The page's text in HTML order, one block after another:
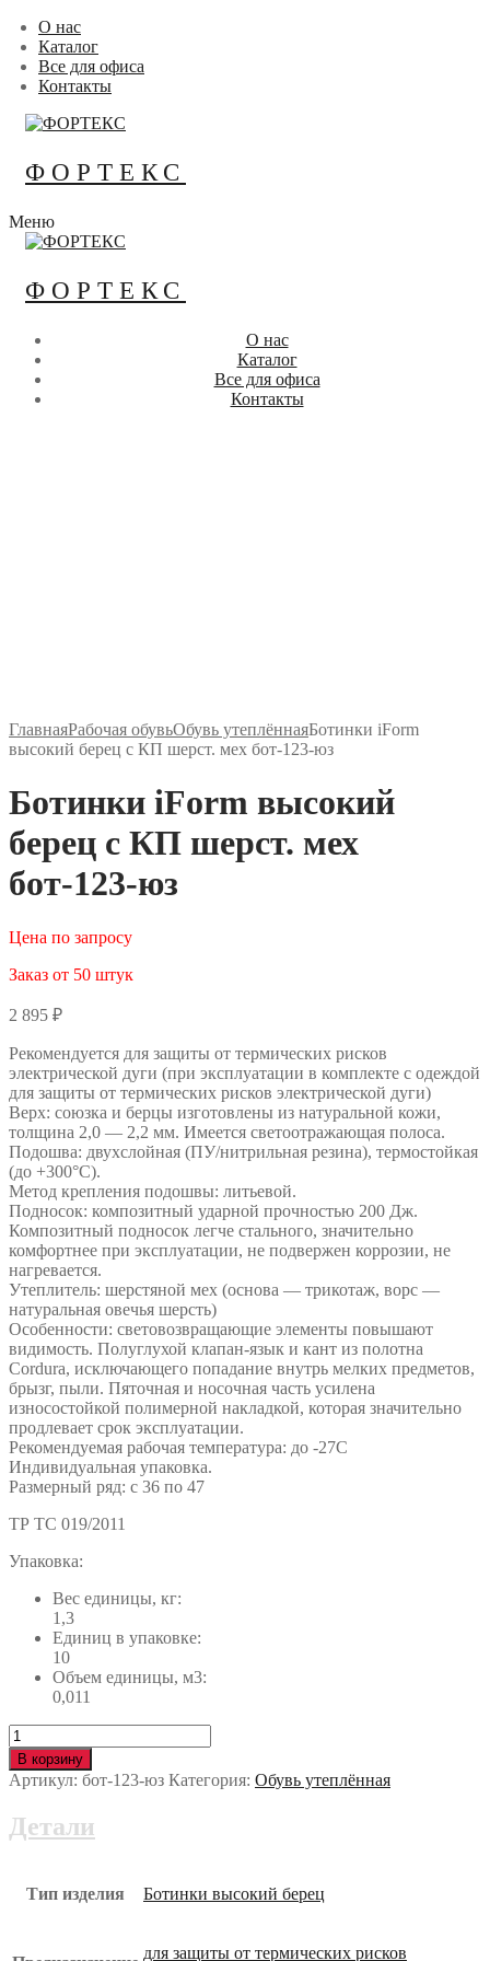
Перейти
содержимому
Меню
Закрыть
О нас
Каталог
Все для офиса
Контакты
ФОРТЕКС
Меню
ФОРТЕКС
О нас
Каталог
Все для офиса
Контакты
ГлавнаяРабочая обувьОбувь утеплённаяБотинки iForm
высокий берец с КП шерст. мех бот-123-юз
Ботинки iForm высокий
берец с КП шерст. мех
бот-123-юз
Цена по запросу
Заказ от 50 штук
2 895 ₽
Рекомендуется для защиты от термических рисков
электрической дуги (при эксплуатации в комплекте с одеждой
для защиты от термических рисков электрической дуги)
Верх: союзка и берцы изготовлены из натуральной кожи,
толщина 2,0 — 2,2 мм. Имеется светоотражающая полоса.
Подошва: двухслойная (ПУ/нитрильная резина), термостойкая
(до +300°С).
Метод крепления подошвы: литьевой.
Подносок: композитный ударной прочностью 200 Дж.
Композитный подносок легче стального, значительно
комфортнее при эксплуатации, не подвержен коррозии, не
нагревается.
Утеплитель: шерстяной мех (основа — трикотаж, ворс —
натуральная овечья шерсть)
Особенности: световозвращающие элементы повышают
видимость. Полуглухой клапан-язык и кант из полотна
Cordura, исключающего попадание внутрь мелких предметов,
брызг, пыли. Пяточная и носочная часть усилена
износостойкой полимерной накладкой, которая значительно
продлевает срок эксплуатации.
Рекомендуемая рабочая температура: до -27С
Индивидуальная упаковка.
Размерный ряд: с 36 по 47
ТР ТС 019/2011
Упаковка:
Вес единицы, кг:
1,3
Единиц в упаковке:
10
Объем единицы, м3:
0,011
Количество
Ботинки
iForm
высокий
с
мех
В корзину
Артикул: бот-123-юз Категория: Обувь утеплённая
Детали
Тип изделия Ботинки высокий берец
для защиты от термических рисков